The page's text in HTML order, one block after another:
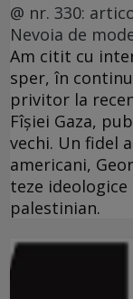
@ nr. 330:
Nevoia de
Am citit cu
sper, în
privitor la
Fîşiei Gaza,
vechi. Un fidel
americani,
teze
palestinian.